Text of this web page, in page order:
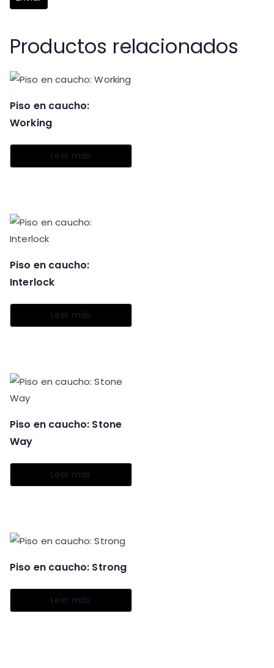
Productos relacionados
Piso en caucho:
Working
Leer más
Piso en caucho:
Interlock
Leer más
Piso en caucho: Stone
Way
Leer más
Piso en caucho: Strong
Leer más